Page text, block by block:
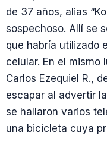
de 37 años, alias
sospechoso. Allí se
que habría utilizado
celular. En el mismo
Carlos Ezequiel R.,
escapar al advertir
se hallaron varios
una bicicleta cuya